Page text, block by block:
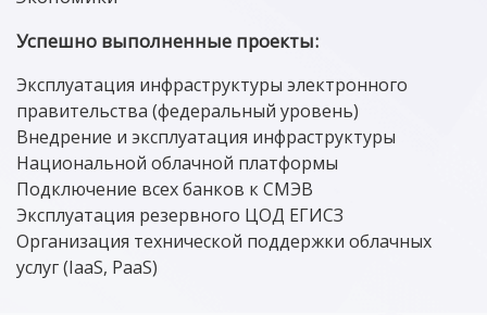
Успешно выполненные проекты:
Эксплуатация инфраструктуры электронного
правительства (федеральный уровень)
Внедрение и эксплуатация инфраструктуры
Национальной облачной платформы
Подключение всех банков к СМЭВ
Эксплуатация резервного ЦОД ЕГИСЗ
Организация технической поддержки облачных
услуг (IaaS, PaaS)